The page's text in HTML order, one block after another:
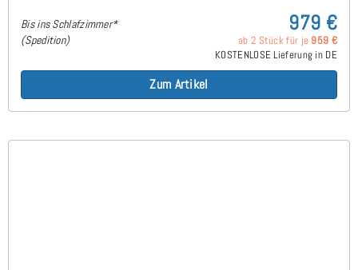
Bis ins Schlafzimmer*
(Spedition)
979 €
ab 2 Stück für je 959 €
KOSTENLOSE Lieferung in DE
Zum Artikel